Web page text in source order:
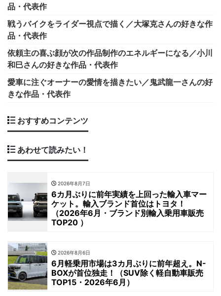
品・代表作
戦うバイクをライダー視点で描く／大塚克さんの好きな作
品・代表作
依頼主の喜ぶ顔が次の作品制作のエネルギーになる／小川
和巳さんの好きな作品・代表作
愛車に注ぐオーナーの愛情を描きたい／鬼武龍一さんの好
きな作品・代表作
おすすめコンテンツ
あわせて読みたい！
2026年8月7日
6カ月ぶりに前年実績を上回った輸入車マー
ケット。輸入ブランド首位はトヨタ！
（2026年6月・ブランド別輸入乗用車販売
TOP20 ）
2026年8月6日
6月軽乗用市場は3カ月ぶりに前年超え。N-
BOXが首位独走！（SUV除く軽自動車販売
TOP15・2026年6月）